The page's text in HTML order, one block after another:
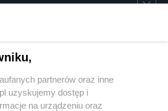
partnerów oraz inne
uzyskujemy dostęp i
na urządzeniu oraz